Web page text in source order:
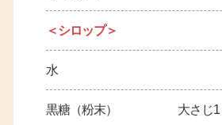
＜シロップ＞
水
黒糖（粉末） 大さじ1